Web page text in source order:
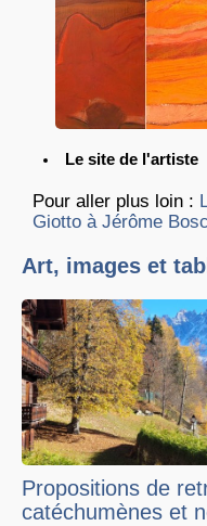
Le site de l'artiste
Pour aller plus loin :
Giotto à Jérôme
Art, images et
Propositions de
catéchumènes et